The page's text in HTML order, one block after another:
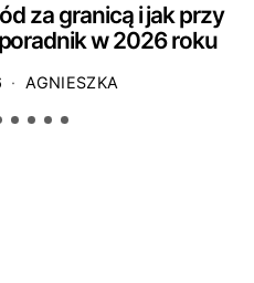
za granicą i jak przy
w 2026 roku
AGNIESZKA